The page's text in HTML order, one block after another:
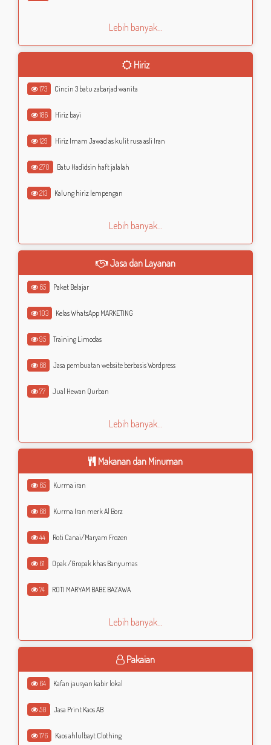
Lebih banyak...
Hiriz
173 Cincin 3 batu zabarjad wanita
186 Hiriz bayi
129 Hiriz Imam Jawad as kulit rusa asli Iran
270 Batu Hadidsin haft jalalah
213 Kalung hiriz lempengan
Lebih banyak...
Jasa dan Layanan
65 Paket Belajar
103 Kelas WhatsApp MARKETING
95 Training Limodas
68 Jasa pembuatan website berbasis Wordpress
77 Jual Hewan Qurban
Lebih banyak...
Makanan dan Minuman
65 Kurma iran
68 Kurma Iran merk Al Borz
44 Roti Canai/Maryam Frozen
61 Opak /Gropak khas Banyumas
74 ROTI MARYAM BABE BAZAWA
Lebih banyak...
Pakaian
64 Kafan jausyan kabir lokal
50 Jasa Print Kaos AB
176 Kaos ahlulbayt Clothing